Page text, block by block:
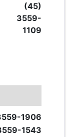
(45)
3559-
1109
1906
1543